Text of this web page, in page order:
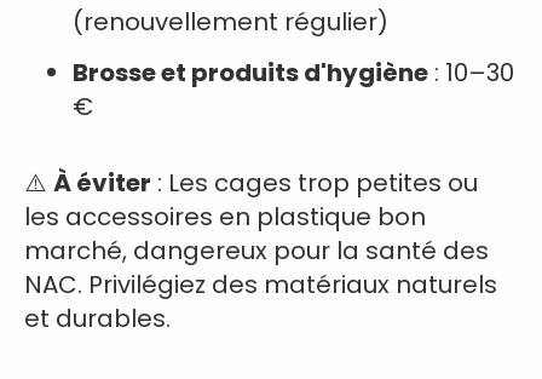
(renouvellement régulier)
Brosse et produits d'hygiène : 10–30
€
⚠️ À éviter : Les cages trop petites ou
les accessoires en plastique bon
marché, dangereux pour la santé des
NAC. Privilégiez des matériaux naturels
et durables.